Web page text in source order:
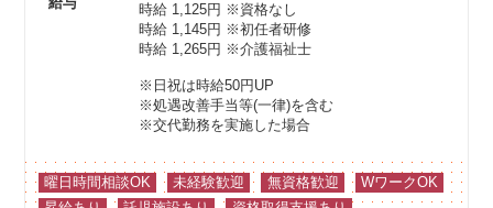
時給 1,125円 ※資格なし
時給 1,145円 ※初任者研修
時給 1,265円 ※介護福祉士
※日祝は時給50円UP
※処遇改善手当等(一律)を含む
※交代勤務を実施した場合
曜日時間相談OK 未経験歓迎 無資格歓迎
WワークOK